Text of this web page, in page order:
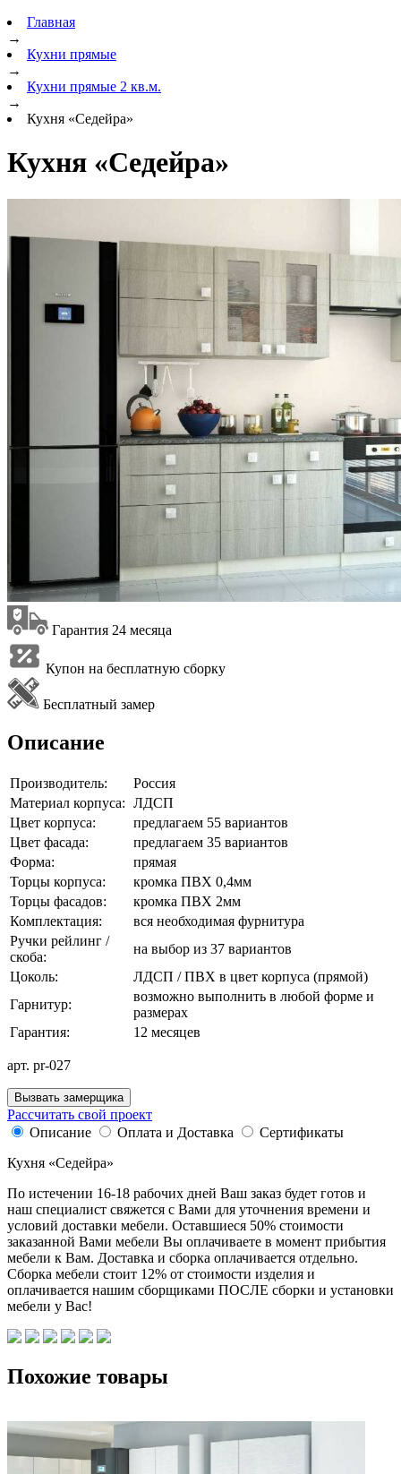
Главная
→
Кухни прямые
→
Кухни прямые 2 кв.м.
→
Кухня «Седейра»
Кухня «Седейра»
Гарантия 24 месяца
Купон на бесплатную сборку
Бесплатный замер
Описание
Производитель:
Россия
Материал корпуса: ЛДСП
Цвет корпуса:
предлагаем 55 вариантов
Цвет фасада:
предлагаем 35 вариантов
Форма:
прямая
Торцы корпуса:
кромка ПВХ 0,4мм
Торцы фасадов:
кромка ПВХ 2мм
Комплектация:
вся необходимая фурнитура
Ручки рейлинг /
скоба:
на выбор из 37 вариантов
Цоколь:
ЛДСП / ПВХ в цвет корпуса (прямой)
Гарнитур:
возможно выполнить в любой форме и
размерах
Гарантия:
12 месяцев
арт. pr-027
Вызвать замерщика
Рассчитать свой проект
Описание
Оплата и Доставка
Сертификаты
Кухня «Седейра»
По истечении 16-18 рабочих дней Ваш заказ будет готов и
наш специалист свяжется с Вами для уточнения времени и
условий доставки мебели. Оставшиеся 50% стоимости
заказанной Вами мебели Вы оплачиваете в момент прибытия
мебели к Вам. Доставка и сборка оплачивается отдельно.
Сборка мебели стоит 12% от стоимости изделия и
оплачивается нашим сборщиками ПОСЛЕ сборки и установки
мебели у Вас!
Похожие товары